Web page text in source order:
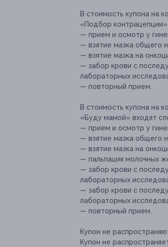
В стоимость купона на
«Подбор
— прием и осмотр у
— взятие мазка общего
— взятие мазка на
— забор крови с
лабораторных
— повторный прием.
В стоимость купона на
«Буду мамой» входят
— прием и осмотр у
— взятие мазка общего
— взятие мазка на
— пальпация молочных
— забор крови с
лабораторных
— забор крови с
лабораторных
— повторный прием.
Купон не
Купон не